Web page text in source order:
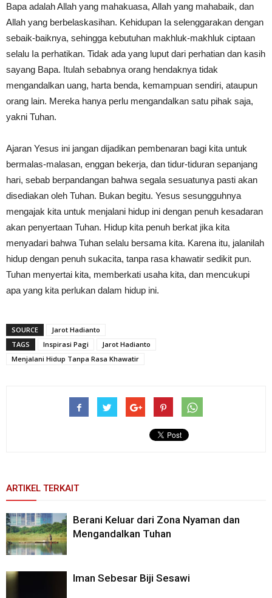
Bapa adalah Allah yang mahakuasa, Allah yang mahabaik, dan
Allah yang berbelaskasihan. Kehidupan Ia selenggarakan dengan
sebaik-baiknya, sehingga kebutuhan makhluk-makhluk ciptaan
selalu Ia perhatikan. Tidak ada yang luput dari perhatian dan kasih
sayang Bapa. Itulah sebabnya orang hendaknya tidak
mengandalkan uang, harta benda, kemampuan sendiri, ataupun
orang lain. Mereka hanya perlu mengandalkan satu pihak saja,
yakni Tuhan.
Ajaran Yesus ini jangan dijadikan pembenaran bagi kita untuk
bermalas-malasan, enggan bekerja, dan tidur-tiduran sepanjang
hari, sebab berpandangan bahwa segala sesuatunya pasti akan
disediakan oleh Tuhan. Bukan begitu. Yesus sesungguhnya
mengajak kita untuk menjalani hidup ini dengan penuh kesadaran
akan penyertaan Tuhan. Hidup kita penuh berkat jika kita
menyadari bahwa Tuhan selalu bersama kita. Karena itu, jalanilah
hidup dengan penuh sukacita, tanpa rasa khawatir sedikit pun.
Tuhan menyertai kita, memberkati usaha kita, dan mencukupi
apa yang kita perlukan dalam hidup ini.
SOURCE
Jarot Hadianto
TAGS
Inspirasi Pagi
Jarot Hadianto
Menjalani Hidup Tanpa Rasa Khawatir
ARTIKEL TERKAIT
Berani Keluar dari Zona Nyaman dan
Mengandalkan Tuhan
Iman Sebesar Biji Sesawi